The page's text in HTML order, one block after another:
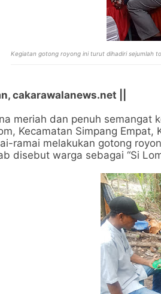
Kegiatan gotong royong ini turut dihadiri sejumlah
cakarawalanews.net ||
meriah dan penuh semangat
Kecamatan Simpang
ramai melakukan gotong
disebut warga sebagai “Si